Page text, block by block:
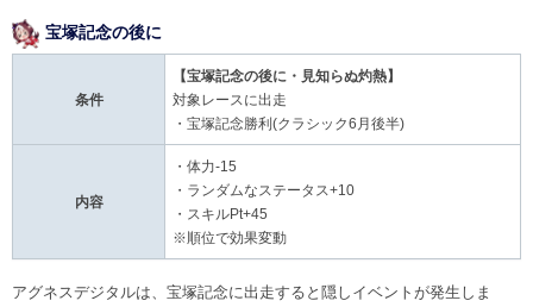
宝塚記念の後に
条件
【宝塚記念の後に・見知らぬ灼熱】
対象レースに出走
・宝塚記念勝利(クラシック6月後半)
内容
・体力-15
・ランダムなステータス+10
・スキルPt+45
※順位で効果変動
アグネスデジタルは、宝塚記念に出走すると隠しイベントが発生しま